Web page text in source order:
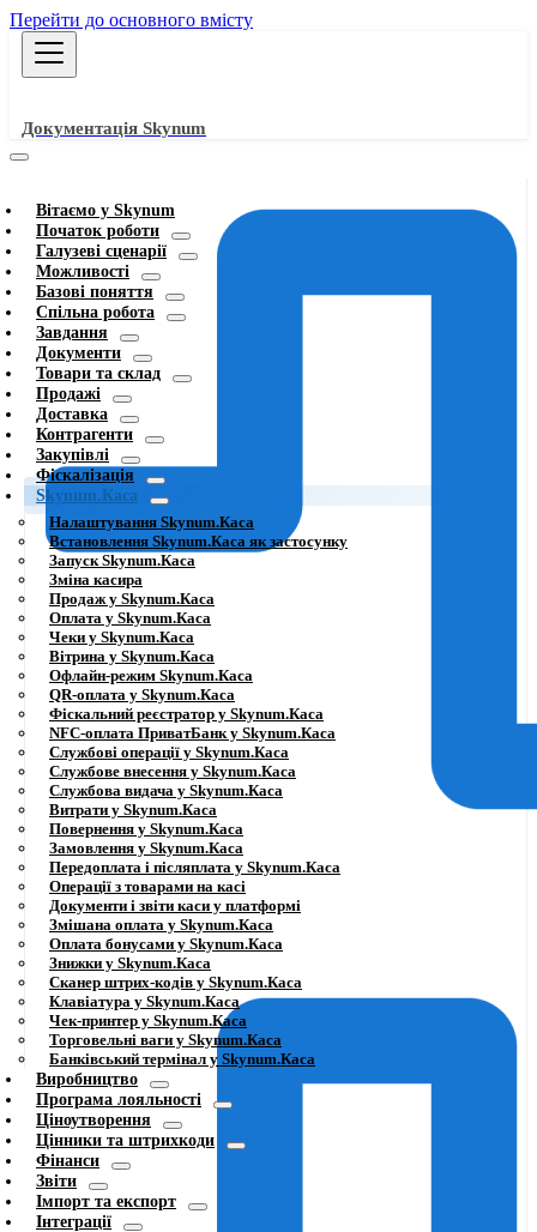
Перейти до основного вмісту
Документація Skynum
Вітаємо у Skynum
Початок роботи
Галузеві сценарії
Можливості
Базові поняття
Спільна робота
Завдання
Документи
Товари та склад
Продажі
Доставка
Контрагенти
Закупівлі
Фіскалізація
Skynum.Каса
Налаштування Skynum.Каса
Встановлення Skynum.Каса як застосунку
Запуск Skynum.Каса
Зміна касира
Продаж у Skynum.Каса
Оплата у Skynum.Каса
Чеки у Skynum.Каса
Вітрина у Skynum.Каса
Офлайн-режим Skynum.Каса
QR-оплата у Skynum.Каса
Фіскальний реєстратор у Skynum.Каса
NFC-оплата ПриватБанк у Skynum.Каса
Службові операції у Skynum.Каса
Службове внесення у Skynum.Каса
Службова видача у Skynum.Каса
Витрати у Skynum.Каса
Повернення у Skynum.Каса
Замовлення у Skynum.Каса
Передоплата і післяплата у Skynum.Каса
Операції з товарами на касі
Документи і звіти каси у платформі
Змішана оплата у Skynum.Каса
Оплата бонусами у Skynum.Каса
Знижки у Skynum.Каса
Сканер штрих-кодів у Skynum.Каса
Клавіатура у Skynum.Каса
Чек-принтер у Skynum.Каса
Торговельні ваги у Skynum.Каса
Банківський термінал у Skynum.Каса
Виробництво
Програма лояльності
Ціноутворення
Цінники та штрихкоди
Фінанси
Звіти
Імпорт та експорт
Інтеграції